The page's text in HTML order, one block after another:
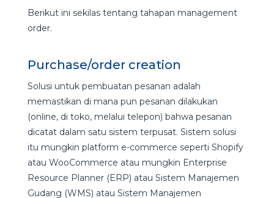
Berikut ini sekilas tentang tahapan management
order.
Purchase/order creation
Solusi untuk pembuatan pesanan adalah
memastikan di mana pun pesanan dilakukan
(online, di toko, melalui telepon) bahwa pesanan
dicatat dalam satu sistem terpusat. Sistem solusi
itu mungkin platform e-commerce seperti Shopify
atau WooCommerce atau mungkin Enterprise
Resource Planner (ERP) atau Sistem Manajemen
Gudang (WMS) atau Sistem Manajemen